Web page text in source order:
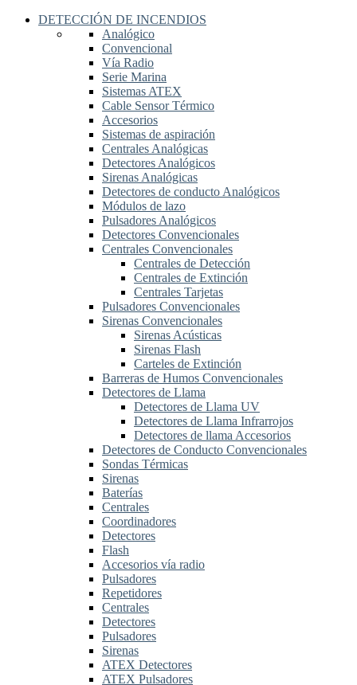
DETECCIÓN DE INCENDIOS
Analógico
Convencional
Vía Radio
Serie Marina
Sistemas ATEX
Cable Sensor Térmico
Accesorios
Sistemas de aspiración
Centrales Analógicas
Detectores Analógicos
Sirenas Analógicas
Detectores de conducto Analógicos
Módulos de lazo
Pulsadores Analógicos
Detectores Convencionales
Centrales Convencionales
Centrales de Detección
Centrales de Extinción
Centrales Tarjetas
Pulsadores Convencionales
Sirenas Convencionales
Sirenas Acústicas
Sirenas Flash
Carteles de Extinción
Barreras de Humos Convencionales
Detectores de Llama
Detectores de Llama UV
Detectores de Llama Infrarrojos
Detectores de llama Accesorios
Detectores de Conducto Convencionales
Sondas Térmicas
Sirenas
Baterías
Centrales
Coordinadores
Detectores
Flash
Accesorios vía radio
Pulsadores
Repetidores
Centrales
Detectores
Pulsadores
Sirenas
ATEX Detectores
ATEX Pulsadores